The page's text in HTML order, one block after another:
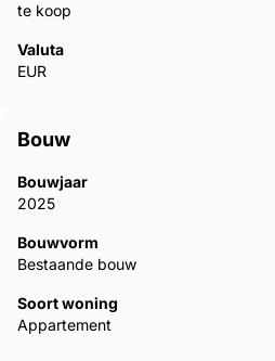
te koop
Valuta
EUR
Bouw
Bouwjaar
2025
Bouwvorm
Bestaande bouw
Soort woning
Appartement